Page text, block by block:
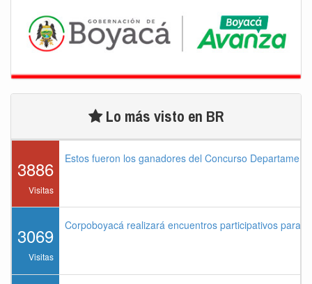
Lo más visto en BR
3886
Visitas
Estos fueron los ganadores del Concurso
3069
Visitas
Corpoboyacá realizará encuentros participativos para